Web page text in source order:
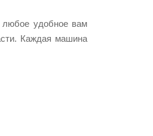
любое удобное вам
Каждая машина